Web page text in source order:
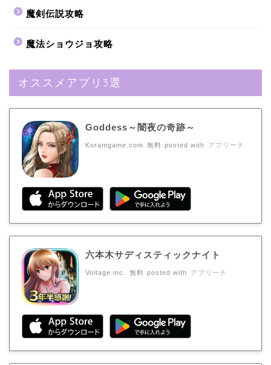
魔剣伝説攻略
魔法ショウジョ攻略
オススメアプリ3選
Goddess～闇夜の奇跡～
Koramgame.com 無料 posted with アプリーチ
六本木サディスティックナイト
Voltage inc. 無料 posted with アプリーチ